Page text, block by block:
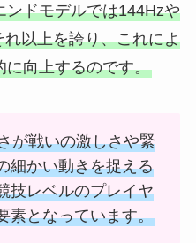
ンドモデルでは144Hzや
以上を誇り、これによ
に向上するのです。
が戦いの激しさや緊
細かい動きを捉える
技レベルのプレイヤ
素となっています。